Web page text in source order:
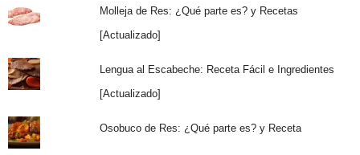
Molleja de Res: ¿Qué parte es? y Recetas
[Actualizado]
Lengua al Escabeche: Receta Fácil e Ingredientes
[Actualizado]
Osobuco de Res: ¿Qué parte es? y Receta